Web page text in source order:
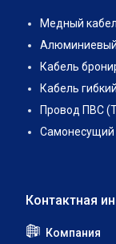
Медный
Кабель
Кабель
Провод ПВС
Самонесущий